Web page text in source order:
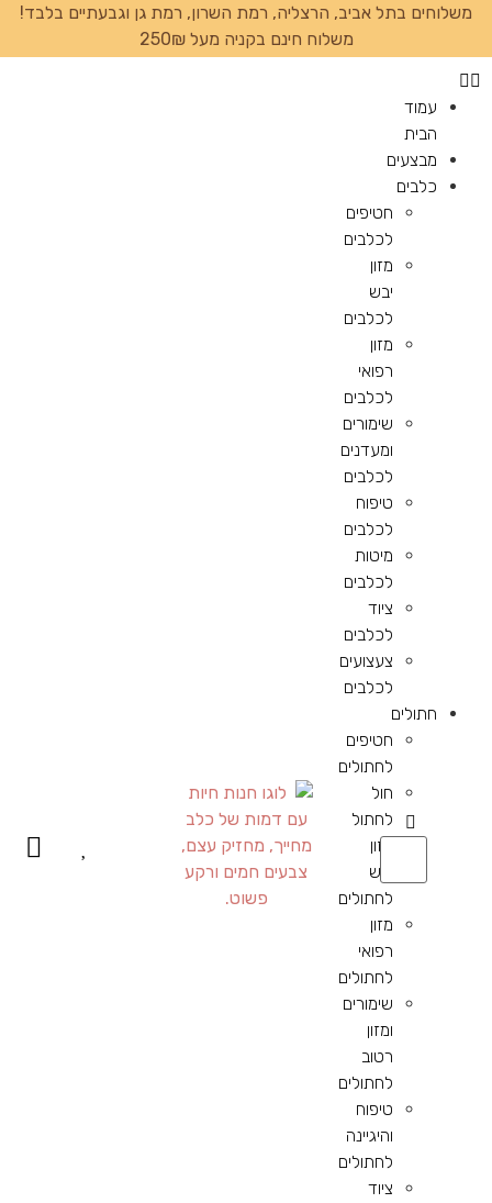
משלוחים בתל אביב, הרצליה, רמת השרון, רמת גן וגבעתיים בלבד!
משלוח חינם בקניה מעל 250₪
עמוד
הבית
מבצעים
כלבים
חטיפים
לכלבים
מזון
יבש
לכלבים
מזון
רפואי
לכלבים
שימורים
ומעדנים
לכלבים
טיפוח
לכלבים
מיטות
לכלבים
ציוד
לכלבים
צעצועים
לכלבים
חתולים
חטיפים
לחתולים
חול
לחתול
מזון
יבש
לחתולים
מזון
רפואי
לחתולים
שימורים
ומזון
רטוב
לחתולים
טיפוח
והיגיינה
לחתולים
ציוד